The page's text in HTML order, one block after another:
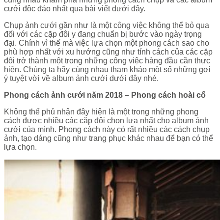
cưới độc đáo nhất qua bài viết dưới đây.
Chụp ảnh cưới gần như là một công việc không thể bỏ qua
đối với các cặp đôi y đang chuẩn bị bước vào ngày trọng
đại. Chính vì thế mà việc lựa chọn một phong cách sao cho
phù hợp nhất với xu hướng cũng như tính cách của các cặp
đôi trở thành một trong những công việc hàng đầu cần thực
hiện. Chúng ta hãy cùng nhau tham khảo một số những gợi
ý tuyệt vời về album ảnh cưới dưới đây nhé.
Phong cách ảnh cưới năm 2018 – Phong cách hoài cổ
Không thể phủ nhận đây hiện là một trong những phong
cách được nhiều các cặp đôi chọn lựa nhất cho album ảnh
cưới của mình. Phong cách này có rất nhiều các cách chụp
ảnh, tạo dáng cũng như trang phục khác nhau để bạn có thể
lựa chọn.